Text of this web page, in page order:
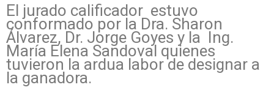
El jurado calificador estuvo
conformado por la Dra. Sharon
Álvarez, Dr. Jorge Goyes y la Ing.
María Elena Sandoval quienes
tuvieron la ardua labor de designar a
la ganadora.